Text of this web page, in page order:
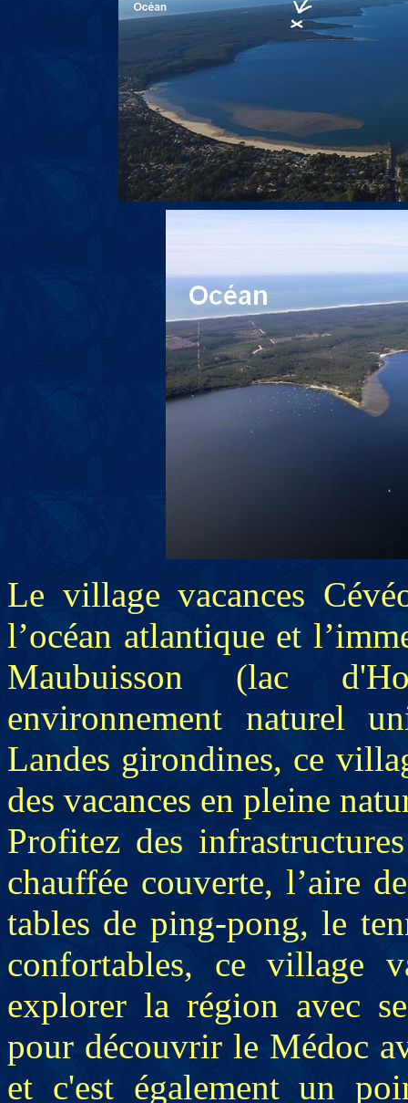
Le village vacances
l’océan atlantique et
Maubuisson (lac
environnement naturel
Landes girondines, ce
des vacances en pleine
Profitez des
chauffée couverte, l’aire
tables de ping-pong, le
confortables, ce village
explorer la région avec
pour découvrir le Médoc
et c'est également un